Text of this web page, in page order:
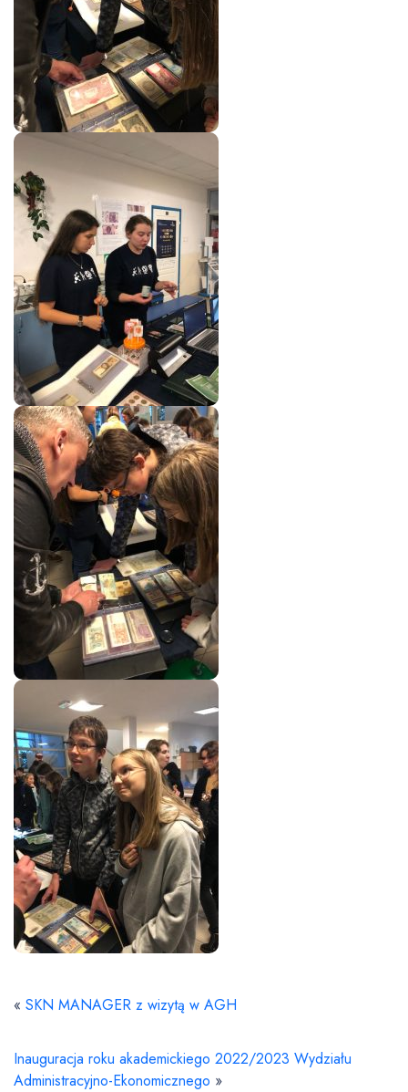
« SKN MANAGER z wizytą w AGH
Inauguracja roku akademickiego 2022/2023 Wydziału
Administracyjno-Ekonomicznego »